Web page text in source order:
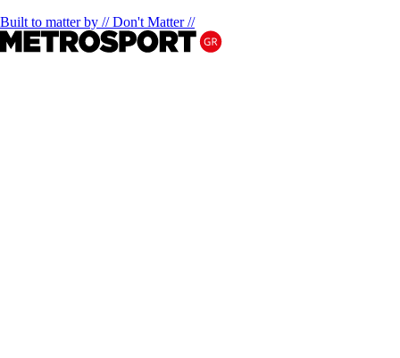
Built to matter by // Don't Matter //